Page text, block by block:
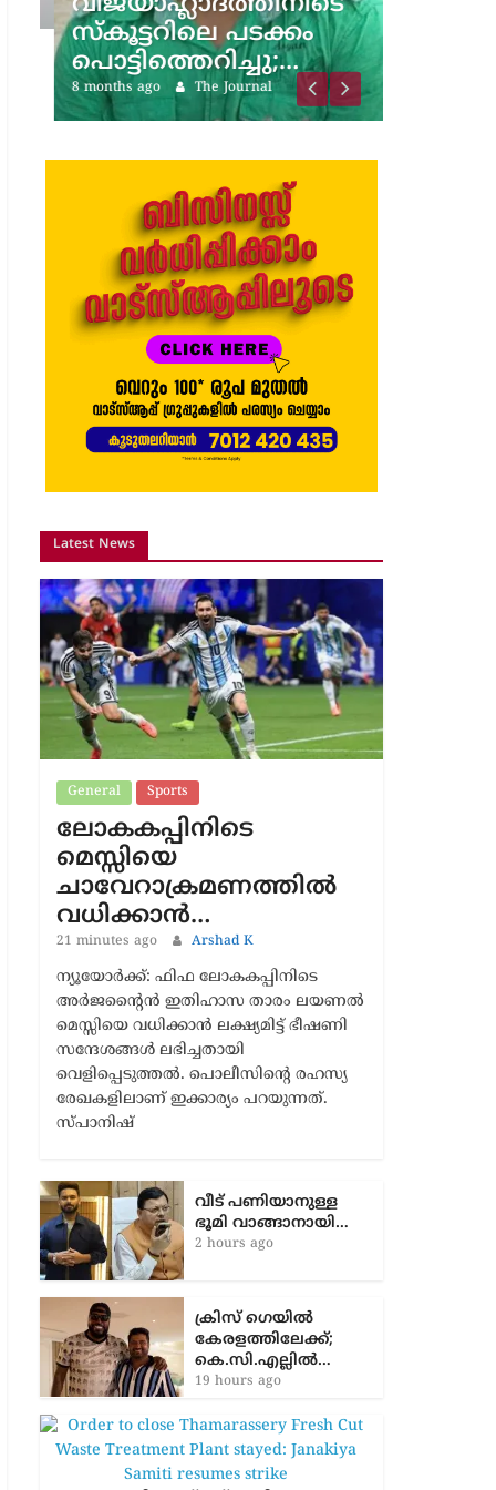
സ്കൂട്ടറിലെ പടക്കം
പൊട്ടിത്തെറിച്ചു;…
8 months ago The Journal
Latest News
General Sports
ലോകകപ്പിനിടെ
മെസ്സിയെ
ചാവേറാക്രമണത്തിൽ
വധിക്കാൻ…
21 minutes ago Arshad K
ന്യൂയോർക്ക്: ഫിഫ ലോകകപ്പിനിടെ
അർജന്‍റൈൻ ഇതിഹാസ താരം ലയണൽ
മെസ്സിയെ വധിക്കാൻ ലക്ഷ്യമിട്ട് ഭീഷണി
സന്ദേശങ്ങൾ ലഭിച്ചതായി
വെളിപ്പെടുത്തൽ. പൊലീസിന്‍റെ രഹസ്യ
രേഖകളിലാണ് ഇക്കാര്യം പറയുന്നത്.
സ്പാനിഷ്
വീട് പണിയാനുള്ള
ഭൂമി വാങ്ങാനായി…
2 hours ago
ക്രിസ് ഗെയിൽ
കേരളത്തിലേക്ക്;
കെ.സി.എല്ലിൽ…
19 hours ago